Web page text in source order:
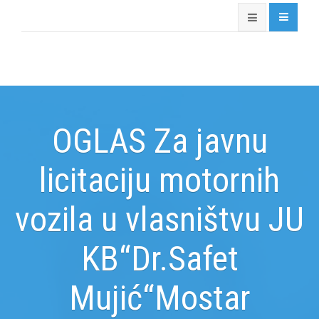
OGLAS Za javnu
licitaciju motornih
vozila u vlasništvu JU
KB“Dr.Safet
Mujić“Mostar